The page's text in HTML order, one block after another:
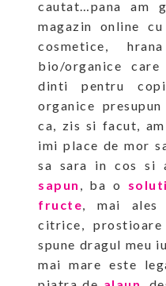
cautat…pana am
magazin online
cosmetice,
bio/organice
dinti pentru
organice
ca, zis si facut,
imi place de mor
sa sara in cos si
sapun , ba o
fructe, mai ales
citrice,
spune dragul meu
mai mare este